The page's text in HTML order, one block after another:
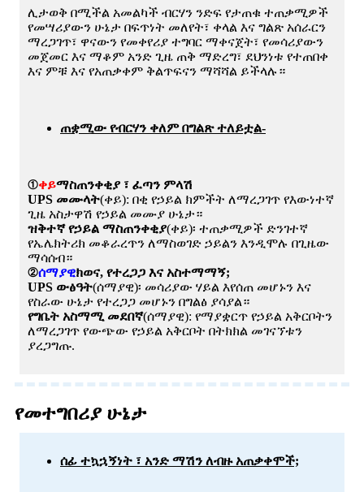
ሊታወቅ በሚችል አመልካች ብርሃን ንድፍ የታጠቁ ተጠቃሚዎች
የመሣሪያውን ሁኔታ በፍጥነት መለየት፣ ቀላል እና ግልጽ አሰራርን
ማረጋገጥ፣ ዋናውን የመቀየሪያ ተግባር ማቀናጀት፣ የመሳሪያውን
መጀመር እና ማቆም አንድ ጊዜ ጠቅ ማድረግ፣ ደህንነቱ የተጠበቀ
እና ምቹ እና የአጠቃቀም ቅልጥፍናን ማሻሻል ይችላሉ።
ጠቋሚው የብርሃን ቀለም በግልጽ ተለይቷል-
①ቀይማስጠንቀቂያ ፣ ፈጣን ምላሽ
UPS መሙላት(ቀይ): በቂ የኃይል ክምችት ለማረጋገጥ የእውነተኛ
ጊዜ አስታዋሽ የኃይል መሙያ ሁኔታ።
ዝቅተኛ የኃይል ማስጠንቀቂያ(ቀይ)፡ ተጠቃሚዎች ድንገተኛ
የኤሌክትሪክ መቆራረጥን ለማስወገድ ኃይልን እንዲሞሉ በጊዜው
ማሳሰብ።
②ሰማያዊክወና, የተረጋጋ እና አስተማማኝ;
UPS ውፅዓት(ሰማያዊ)፡ መሳሪያው ሃይል እየሰጠ መሆኑን እና
የስራው ሁኔታ የተረጋጋ መሆኑን በግልፅ ያሳያል።
የግቤት አስማሚ መደበኛ(ሰማያዊ): የማያቋርጥ የኃይል አቅርቦትን
ለማረጋገጥ የውጭው የኃይል አቅርቦት በትክክል መገናኘቱን
ያረጋግጡ.
የመተግበሪያ ሁኔታ
ሰፊ ተኳኋኝነት ፣ አንድ ማሽን ለብዙ አጠቃቀሞች;